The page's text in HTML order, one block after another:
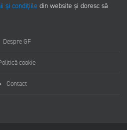
și condițiile din website și doresc să
Despre GF
cookie
Contact